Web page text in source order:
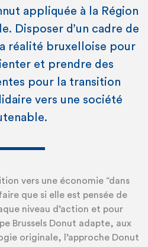
appliquée à la Région
Disposer d’un cadre de
réalité bruxelloise pour
et prendre des
pour la transition
vers une société
vers une économie “dans
que si elle est pensée de
niveau d’action et pour
Brussels Donut adapte, aux
originale, l’approche Donut